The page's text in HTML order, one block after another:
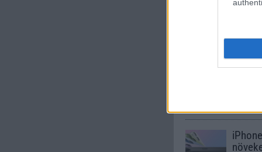
ujjlenyomat-olvasó